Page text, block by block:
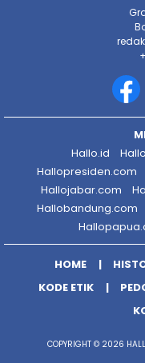
Hallo.id
Hallopresiden.com
Hallojabar.com
Hallobandung.com
HOME
KODE ETIK
COPYRIGHT © 2026